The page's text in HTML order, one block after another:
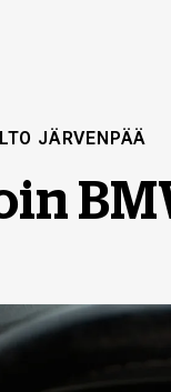
JÄRVENPÄÄ